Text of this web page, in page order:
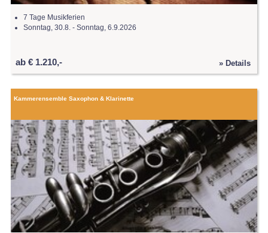
7 Tage Musikferien
Sonntag, 30.8. - Sonntag, 6.9.2026
ab € 1.210,- » Details
Kammerensemble Saxophon & Klarinette